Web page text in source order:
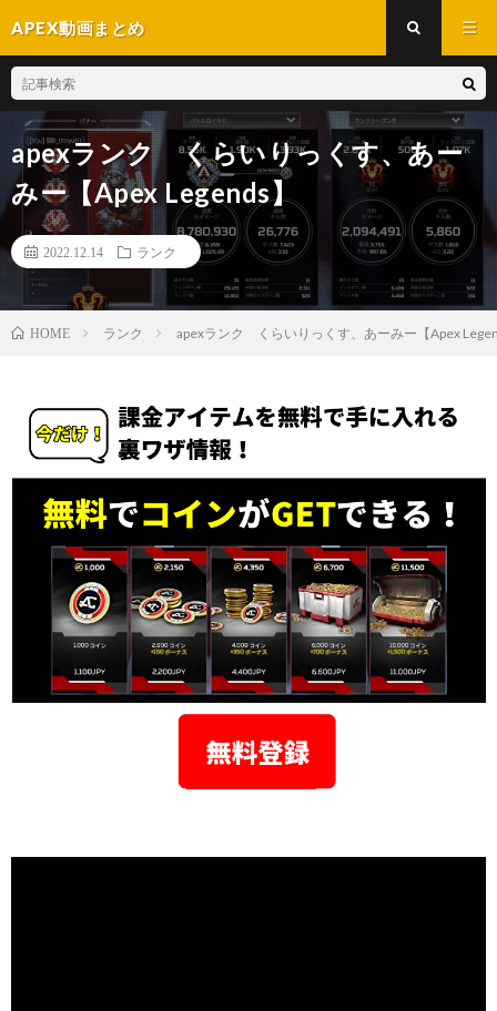
APEX動画まとめ
apexランク くらいりっくす、あー
みー【Apex Legends】
2022.12.14 ランク
HOME ランク apexランク くらいりっくす、あーみー【Apex